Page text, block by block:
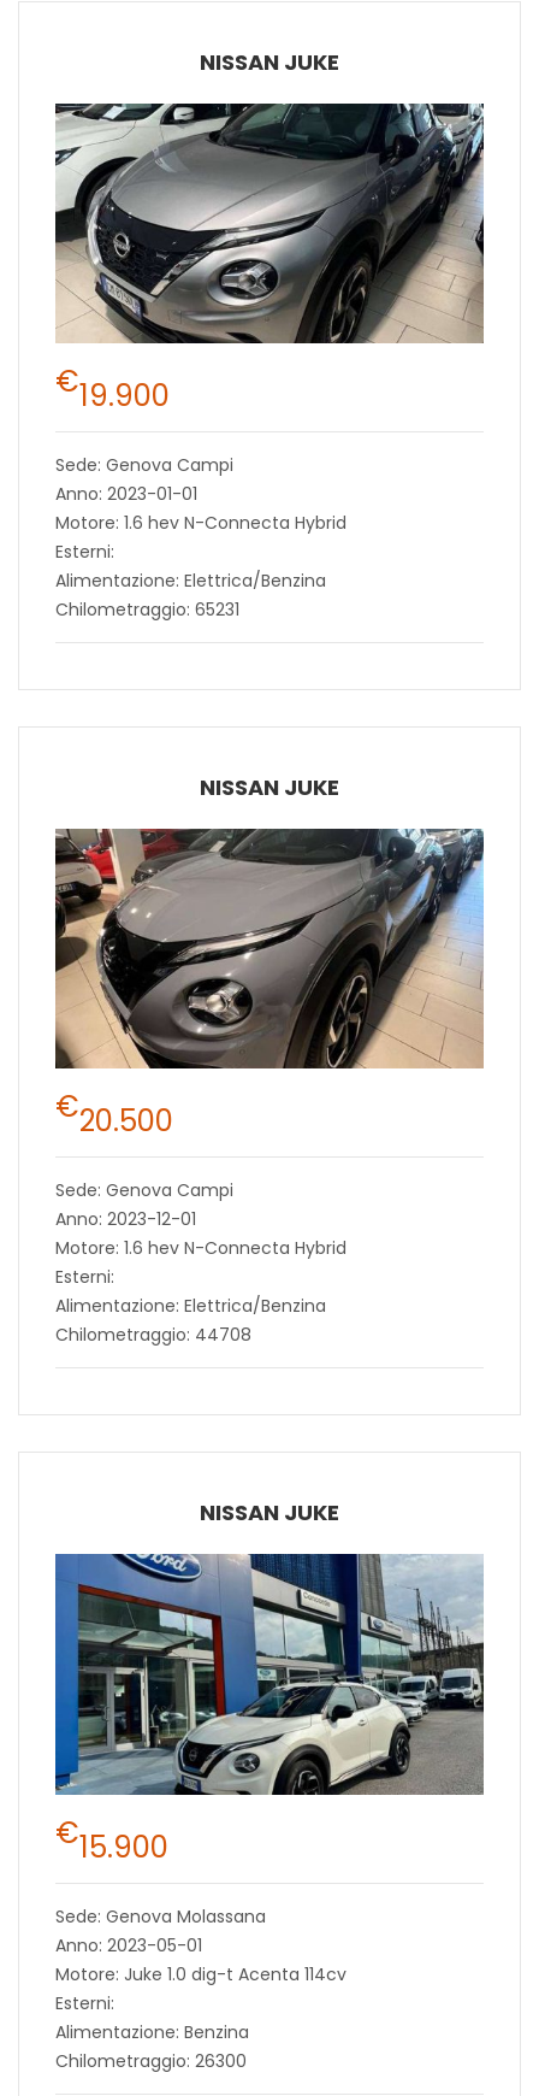
NISSAN JUKE
€19.900
Sede: Genova Campi
Anno: 2023-01-01
Motore: 1.6 hev N-Connecta Hybrid
Esterni:
Alimentazione: Elettrica/Benzina
Chilometraggio: 65231
NISSAN JUKE
€20.500
Sede: Genova Campi
Anno: 2023-12-01
Motore: 1.6 hev N-Connecta Hybrid
Esterni:
Alimentazione: Elettrica/Benzina
Chilometraggio: 44708
NISSAN JUKE
€15.900
Sede: Genova Molassana
Anno: 2023-05-01
Motore: Juke 1.0 dig-t Acenta 114cv
Esterni:
Alimentazione: Benzina
Chilometraggio: 26300